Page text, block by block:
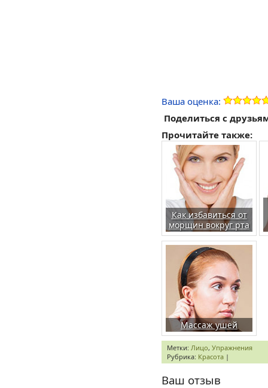
Ваша оценка:
Поделиться с
Прочитайте также:
Как избавиться от
морщин вокруг рта
Массаж ушей
Метки: Лицо, Упражнения
Рубрика: Красота |
Ваш отзыв